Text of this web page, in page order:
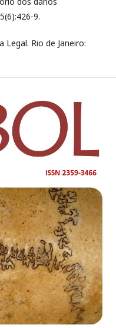
9.
Rio de Janeiro: